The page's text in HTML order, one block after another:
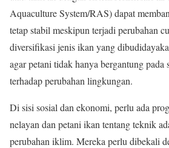
Aquaculture System/RAS) dapat
tetap stabil meskipun terjadi perubahan
diversifikasi jenis ikan yang
agar petani tidak hanya bergantung pada
terhadap perubahan lingkungan.
Di sisi sosial dan ekonomi, perlu ada
nelayan dan petani ikan tentang teknik
perubahan iklim. Mereka perlu dibekali